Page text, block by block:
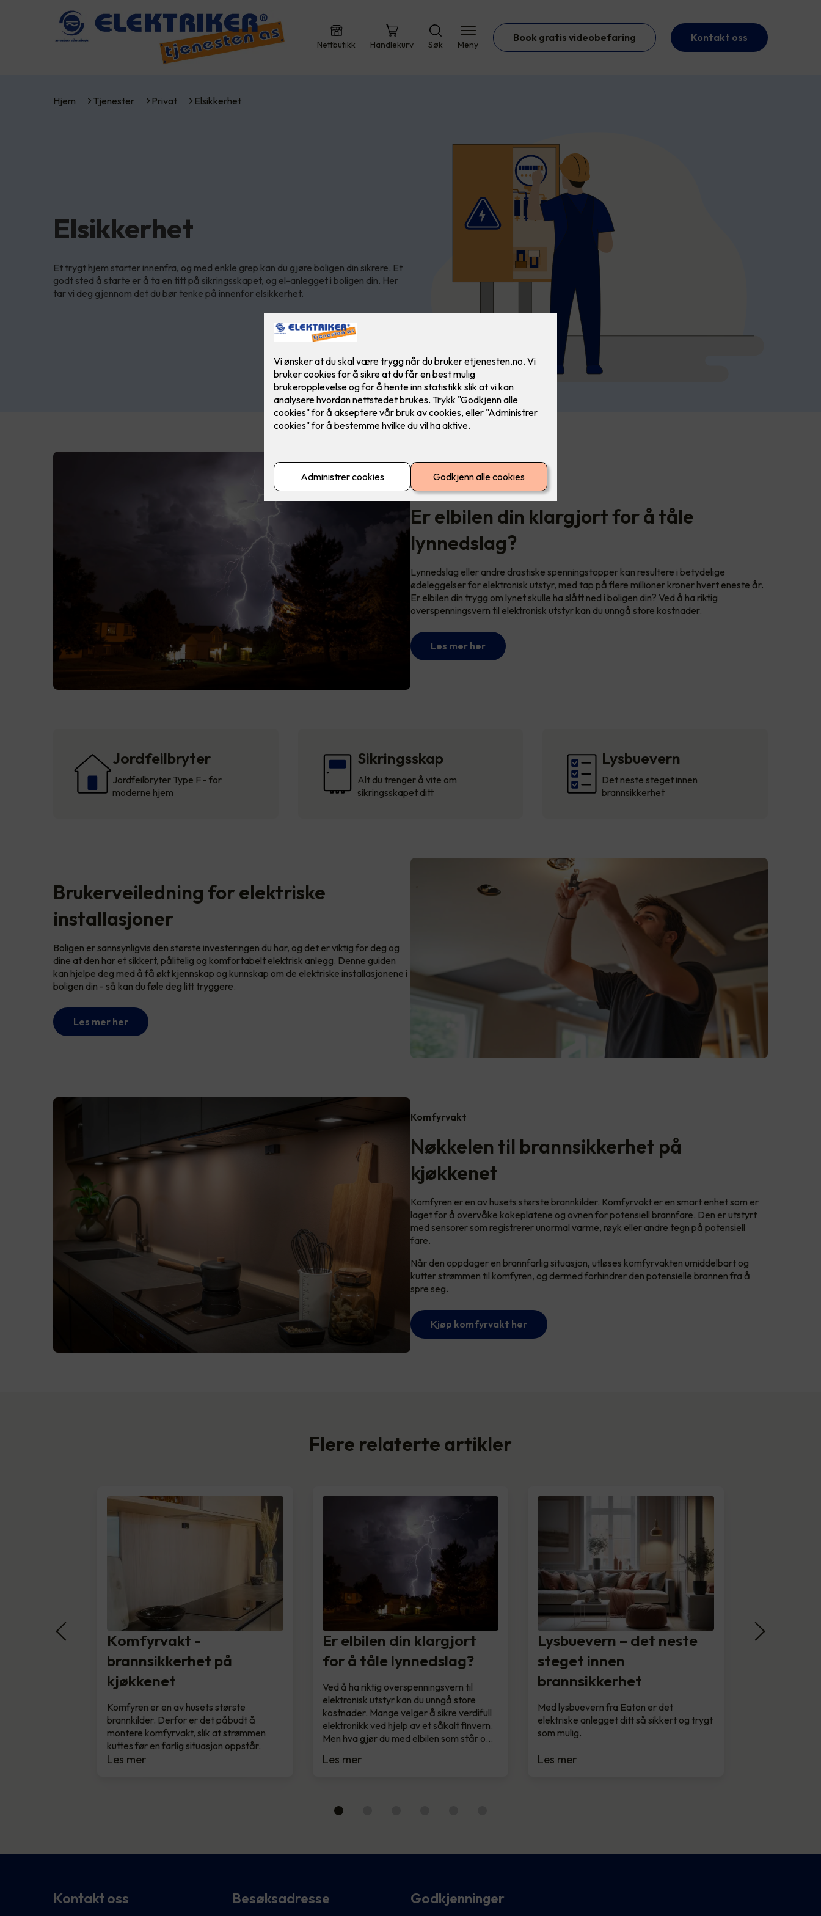
Nettbutikk Handlekurv Søk Meny
Book gratis videobefaring Kontakt oss
Hjem Tjenester Privat Elsikkerhet
Elsikkerhet
Et trygt hjem starter innenfra, og med enkle grep kan du gjøre boligen din sikrere. Et
godt sted å starte er å ta en titt på sikringsskapet, og el-anlegget i boligen din. Her
tar vi deg gjennom det du bør tenke på innenfor elsikkerhet.
Velg riktig overspenningsvern
Er elbilen din klargjort for å tåle
lynnedslag?
Lynnedslag eller andre drastiske spenningstopper kan resultere i betydelige
ødeleggelser for elektronisk utstyr, med tap på flere millioner kroner hvert eneste år.
Er elbilen din trygg om lynet skulle ha slått ned i boligen din? Ved å ha riktig
overspenningsvern til elektronisk utstyr kan du unngå store kostnader.
Les mer her
Jordfeilbryter
Jordfeilbryter Type F - for
moderne hjem
Sikringsskap
Alt du trenger å vite om
sikringsskapet ditt
Lysbuevern
Det neste steget innen
brannsikkerhet
Brukerveiledning for elektriske
installasjoner
Boligen er sannsynligvis den største investeringen du har, og det er viktig for deg og
dine at den har et sikkert, pålitelig og komfortabelt elektrisk anlegg. Denne guiden
kan hjelpe deg med å få økt kjennskap og kunnskap om de elektriske installasjonene i
boligen din - så kan du føle deg litt tryggere.
Les mer her
Komfyrvakt
Nøkkelen til brannsikkerhet på
kjøkkenet
Komfyren er en av husets største brannkilder. Komfyrvakt er en smart enhet som er
laget for å overvåke kokeplatene og ovnen for potensiell brannfare. Den er utstyrt
med sensorer som registrerer unormal varme, røyk eller andre tegn på potensiell
fare.
Når den oppdager en brannfarlig situasjon, utløses komfyrvakten umiddelbart og
kutter strømmen til komfyren, og dermed forhindrer den potensielle brannen fra å
spre seg.
Kjøp komfyrvakt her
Flere relaterte artikler
Komfyrvakt -
brannsikkerhet på
kjøkkenet
Komfyren er en av husets største
brannkilder. Derfor er det påbudt å
montere komfyrvakt, slik at strømmen
kuttes før en farlig situasjon oppstår.
Les mer
Er elbilen din klargjort
for å tåle lynnedslag?
Ved å ha riktig overspenningsvern til
elektronisk utstyr kan du unngå store
kostnader. Mange velger å sikre verdifull
elektronikk ved hjelp av et såkalt finvern.
Men hva gjør du med elbilen som står o…
Les mer
Lysbuevern – det neste
steget innen
brannsikkerhet
Med lysbuevern fra Eaton er det
elektriske anlegget ditt så sikkert og trygt
som mulig.
Les mer
Kontakt oss Besøksadresse Godkjenninger